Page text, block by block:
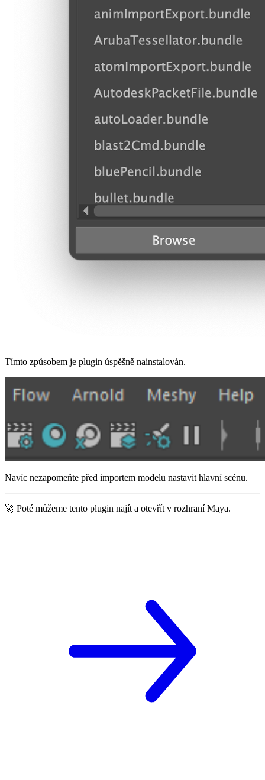
Tímto způsobem je plugin úspěšně nainstalován.
Navíc nezapomeňte před importem modelu nastavit hlavní scénu.
🚀 Poté můžeme tento plugin najít a otevřít v rozhraní Maya.